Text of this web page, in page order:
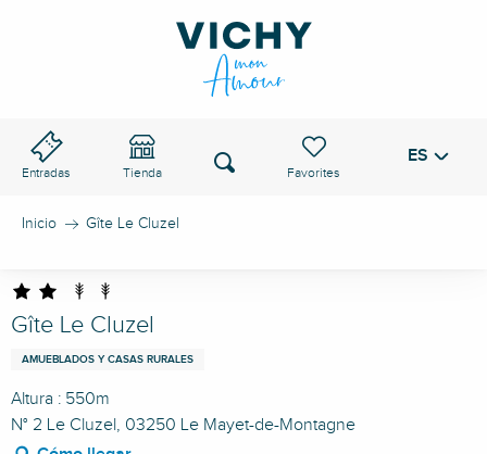
Entradas Tienda
Voir les favoris
Buscar ES
Inicio Gîte Le Cluzel
Gîte Le Cluzel
AMUEBLADOS Y CASAS RURALES
Altura : 550m
N° 2 Le Cluzel, 03250 Le Mayet-de-Montagne